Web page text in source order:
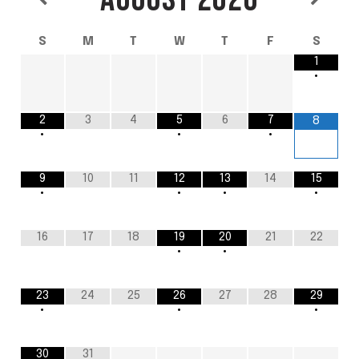
S M T W T F
S
1
•
2
•
3 4
5
•
6
7
•
8
9
•
10 11
12
•
13
•
14
15
•
16 17 18
19
•
20
•
21 22
23
•
24 25
26
•
27 28
29
•
30 31